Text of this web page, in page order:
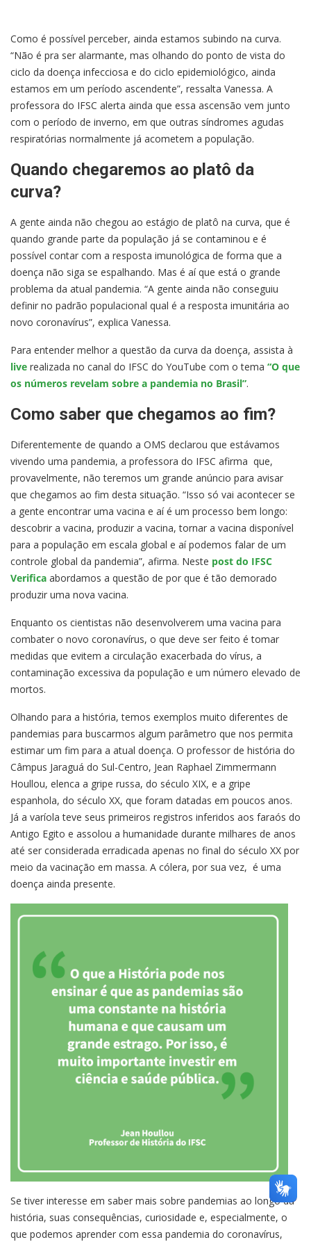
Como é possível perceber, ainda estamos subindo na curva.
“Não é pra ser alarmante, mas olhando do ponto de vista do
ciclo da doença infecciosa e do ciclo epidemiológico, ainda
estamos em um período ascendente”, ressalta Vanessa. A
professora do IFSC alerta ainda que essa ascensão vem junto
com o período de inverno, em que outras síndromes agudas
respiratórias normalmente já acometem a população.
Quando chegaremos ao platô da
curva?
A gente ainda não chegou ao estágio de platô na curva, que é
quando grande parte da população já se contaminou e é
possível contar com a resposta imunológica de forma que a
doença não siga se espalhando. Mas é aí que está o grande
problema da atual pandemia. “A gente ainda não conseguiu
definir no padrão populacional qual é a resposta imunitária ao
novo coronavírus”, explica Vanessa.
Para entender melhor a questão da curva da doença, assista à
live realizada no canal do IFSC do YouTube com o tema “O que
os números revelam sobre a pandemia no Brasil”.
Como saber que chegamos ao fim?
Diferentemente de quando a OMS declarou que estávamos
vivendo uma pandemia, a professora do IFSC afirma que,
provavelmente, não teremos um grande anúncio para avisar
que chegamos ao fim desta situação. “Isso só vai acontecer se
a gente encontrar uma vacina e aí é um processo bem longo:
descobrir a vacina, produzir a vacina, tornar a vacina disponível
para a população em escala global e aí podemos falar de um
controle global da pandemia”, afirma. Neste post do IFSC
Verifica abordamos a questão de por que é tão demorado
produzir uma nova vacina.
Enquanto os cientistas não desenvolverem uma vacina para
combater o novo coronavírus, o que deve ser feito é tomar
medidas que evitem a circulação exacerbada do vírus, a
contaminação excessiva da população e um número elevado de
mortos.
Olhando para a história, temos exemplos muito diferentes de
pandemias para buscarmos algum parâmetro que nos permita
estimar um fim para a atual doença. O professor de história do
Câmpus Jaraguá do Sul-Centro, Jean Raphael Zimmermann
Houllou, elenca a gripe russa, do século XIX, e a gripe
espanhola, do século XX, que foram datadas em poucos anos.
Já a varíola teve seus primeiros registros inferidos aos faraós do
Antigo Egito e assolou a humanidade durante milhares de anos
até ser considerada erradicada apenas no final do século XX por
meio da vacinação em massa. A cólera, por sua vez, é uma
doença ainda presente.
Se tiver interesse em saber mais sobre pandemias ao longo da
história, suas consequências, curiosidade e, especialmente, o
que podemos aprender com essa pandemia do coronavírus,